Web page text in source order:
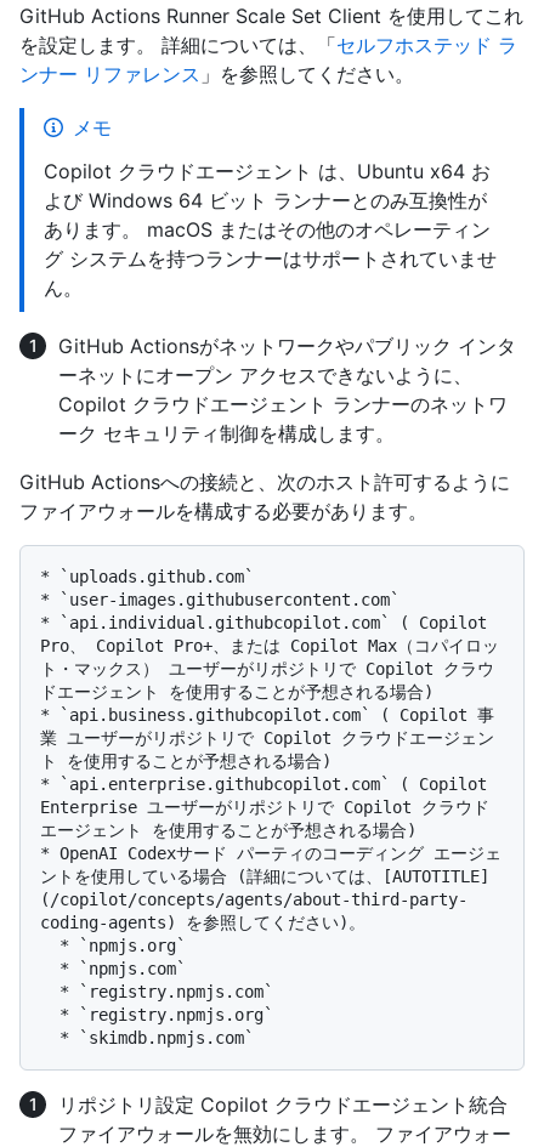
GitHub Actions Runner Scale Set Client を使用してこれ
を設定します。 詳細については、「セルフホステッド ラ
ンナー リファレンス 」を参照してください。
メモ
Copilot クラウドエージェント は、Ubuntu x64 お
よび Windows 64 ビット ランナーとのみ互換性が
あります。 macOS またはその他のオペレーティン
グ システムを持つランナーはサポートされていませ
ん。
GitHub Actionsがネットワークやパブリック インタ
ーネットにオープン アクセスできないように、
Copilot クラウドエージェント ランナーのネットワ
ーク セキュリティ制御を構成します。
GitHub Actionsへの接続と、次のホスト 許可するように
ファイアウォールを構成する必要があります。
* `uploads.github.com`
* `user-images.githubusercontent.com`
* `api.individual.githubcopilot.com` ( Copilot
Pro、 Copilot Pro+、または Copilot Max（コパイロッ
ト・マックス） ユーザーがリポジトリで Copilot クラウ
ドエージェント を使用することが予想される場合)
* `api.business.githubcopilot.com` ( Copilot 事
業 ユーザーがリポジトリで Copilot クラウドエージェン
ト を使用することが予想される場合)
* `api.enterprise.githubcopilot.com` ( Copilot
Enterprise ユーザーがリポジトリで Copilot クラウド
エージェント を使用することが予想される場合)
* OpenAI Codexサード パーティのコーディング エージェ
ントを使用している場合 (詳細については、[AUTOTITLE]
(/copilot/concepts/agents/about-third-party-
coding-agents) を参照してください)。
リポジトリ設定 Copilot クラウドエージェント統合
ファイアウォールを無効にします。 ファイアウォー